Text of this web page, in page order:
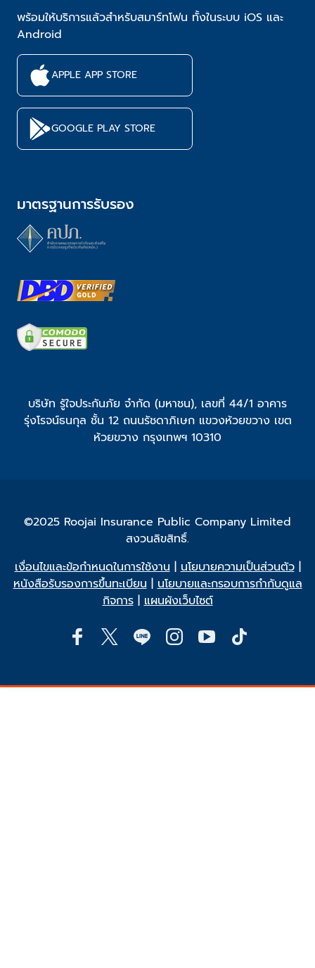
พร้อมให้บริการแล้วสำหรับสมาร์ทโฟน ทั้งในระบบ iOS และ
Android
APPLE APP STORE
GOOGLE PLAY STORE
มาตรฐานการรับรอง
บริษัท รู้ใจประกันภัย จำกัด (มหาชน), เลขที่ 44/1 อาคาร
รุ่งโรจน์ธนกุล ชั้น 12 ถนนรัชดาภิเษก แขวงห้วยขวาง เขต
ห้วยขวาง กรุงเทพฯ 10310
©2025 Roojai Insurance Public Company Limited
สงวนลิขสิทธิ์.
เงื่อนไขและข้อกำหนดในการใช้งาน | นโยบายความเป็นส่วนตัว|
หนังสือรับรองการขึ้นทะเบียน | นโยบายและกรอบการกำกับดูแล
กิจการ| แผนผังเว็บไซต์